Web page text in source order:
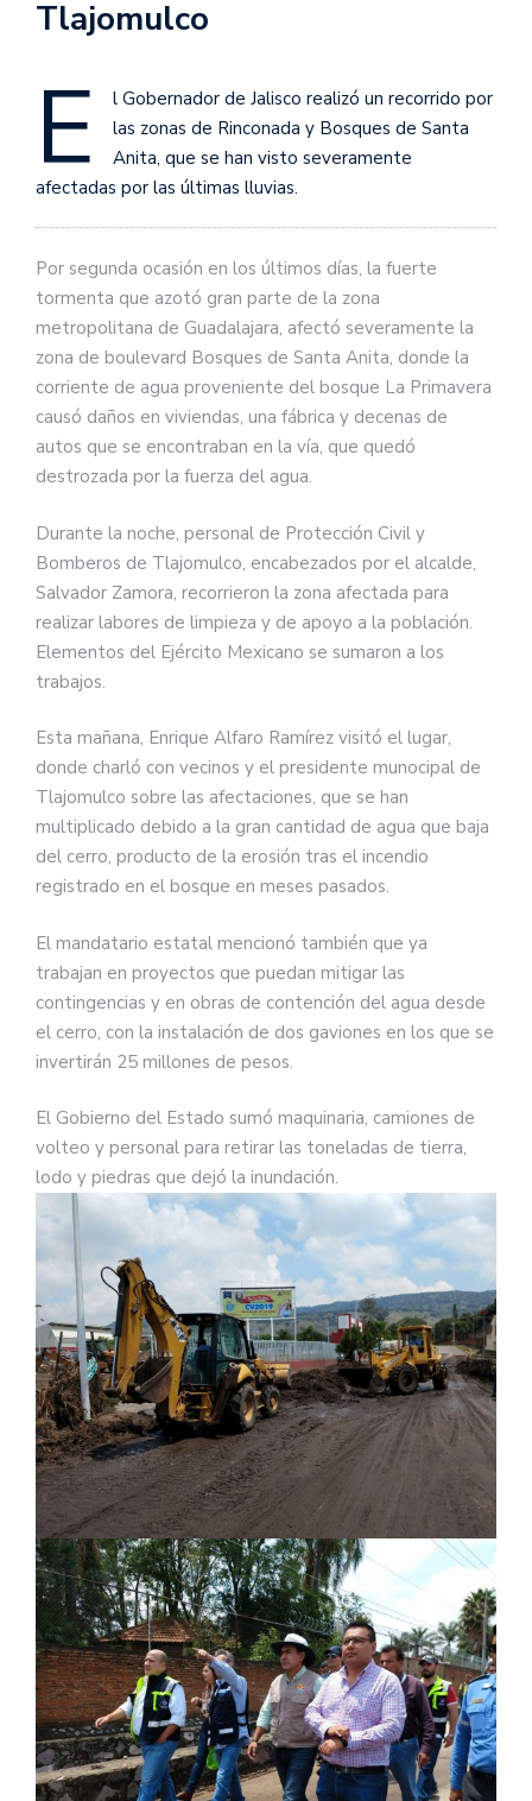
Tlajomulco
E
l Gobernador de Jalisco realizó un recorrido por
las zonas de Rinconada y Bosques de Santa
Anita, que se han visto severamente
afectadas por las últimas lluvias.
Por segunda ocasión en los últimos días, la fuerte
tormenta que azotó gran parte de la zona
metropolitana de Guadalajara, afectó severamente la
zona de boulevard Bosques de Santa Anita, donde la
corriente de agua proveniente del bosque La Primavera
causó daños en viviendas, una fábrica y decenas de
autos que se encontraban en la vía, que quedó
destrozada por la fuerza del agua.
Durante la noche, personal de Protección Civil y
Bomberos de Tlajomulco, encabezados por el alcalde,
Salvador Zamora, recorrieron la zona afectada para
realizar labores de limpieza y de apoyo a la población.
Elementos del Ejército Mexicano se sumaron a los
trabajos.
Esta mañana, Enrique Alfaro Ramírez visitó el lugar,
donde charló con vecinos y el presidente munocipal de
Tlajomulco sobre las afectaciones, que se han
multiplicado debido a la gran cantidad de agua que baja
del cerro, producto de la erosión tras el incendio
registrado en el bosque en meses pasados.
El mandatario estatal mencionó también que ya
trabajan en proyectos que puedan mitigar las
contingencias y en obras de contención del agua desde
el cerro, con la instalación de dos gaviones en los que se
invertirán 25 millones de pesos.
El Gobierno del Estado sumó maquinaria, camiones de
volteo y personal para retirar las toneladas de tierra,
lodo y piedras que dejó la inundación.